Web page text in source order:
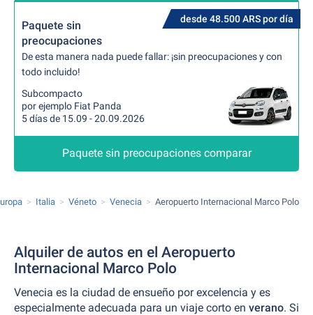
desde 48.500 ARS por día
Paquete sin
preocupaciones
De esta manera nada puede fallar: ¡sin preocupaciones y con
todo incluido!
Subcompacto
por ejemplo Fiat Panda
5 días de 15.09 - 20.09.2026
Paquete sin preocupaciones comparar
Italia Véneto Venecia Aeropuerto Internacional Marco Polo
Alquiler de autos en el Aeropuerto
Internacional Marco Polo
Venecia es la ciudad de ensueño por excelencia y es
especialmente adecuada para un viaje corto en verano. Si